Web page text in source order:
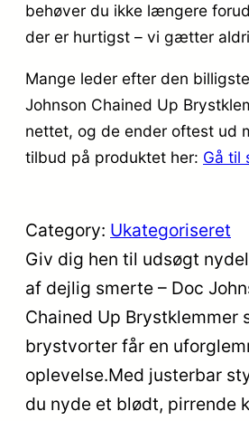
behøver du ikke længere
der er hurtigst – vi gætter
Mange leder efter den
Johnson Chained Up
nettet, og de ender oftest ud
tilbud på produktet her: Gå til
Category: Ukategoriseret
Giv dig hen til udsøgt
af dejlig smerte – Doc
Chained Up Brystklemmer
brystvorter får en
oplevelse.Med justerbar
du nyde et blødt, pirrende